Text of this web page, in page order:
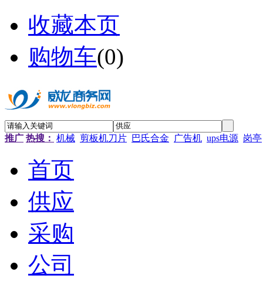
收藏本页
购物车(0)
推广 热搜： 机械 剪板机刀片 巴氏合金 广告机 ups电源 岗亭
首页
供应
采购
公司